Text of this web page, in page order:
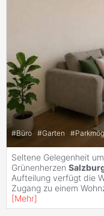
#Büro #Garten #
Seltene Gelegenheit
Grünenherzen
Aufteilung verfügt die
Zugang zu einem
[Mehr]